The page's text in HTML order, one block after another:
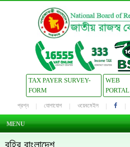
TAX PAYER SURVEY-
FORM
WEB
PORTAL
প্রশ্ন যোগাযোগ ওয়েবমেইল
MENU